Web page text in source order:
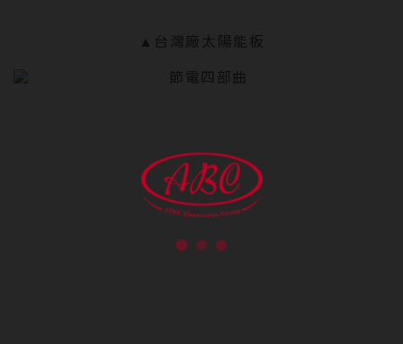
▲台灣廠太陽能板